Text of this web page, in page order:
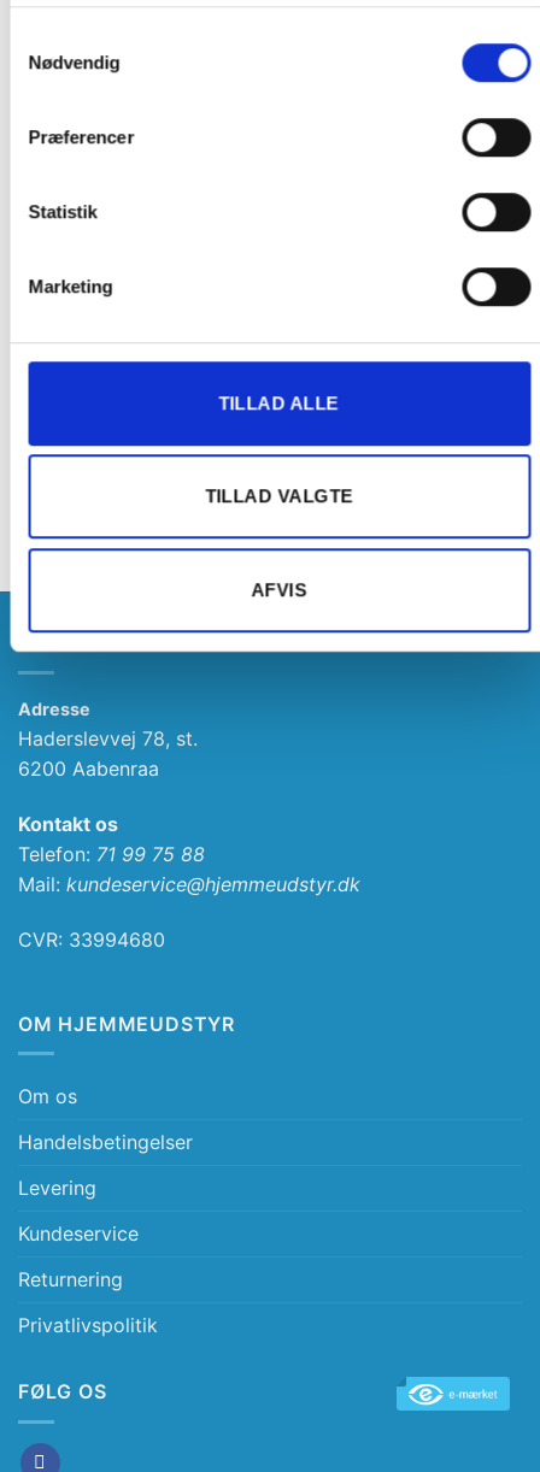
Nødvendig
Præferencer
Statistik
Marketing
TILLAD ALLE
TILLAD VALGTE
AFVIS
TABLET TILBEHØR
Læder Samsung Note 8”
ønskeliste
TABLET TILBEHØR
USB Trødlås Smartphone &
289,00kr.
Adresse
Haderslevvej 78, st.
6200 Aabenraa
Kontakt os
Telefon: 71 99 75 88
Mail: kundeservice@hjemmeudstyr.dk
CVR: 33994680
OM HJEMMEUDSTYR
Om os
Handelsbetingelser
Levering
Kundeservice
Returnering
Privatlivspolitik
FØLG OS